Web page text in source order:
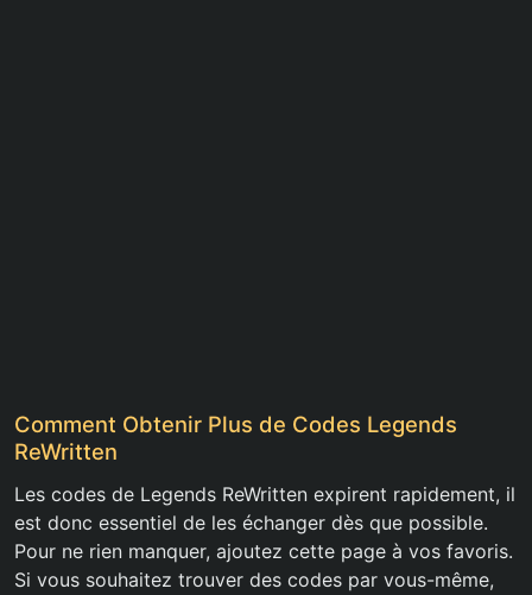
Comment Obtenir Plus de Codes Legends
ReWritten
Les codes de Legends ReWritten expirent rapidement, il
est donc essentiel de les échanger dès que possible.
Pour ne rien manquer, ajoutez cette page à vos favoris.
Si vous souhaitez trouver des codes par vous-même,